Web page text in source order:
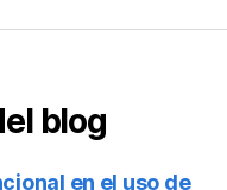
blog
en el uso de